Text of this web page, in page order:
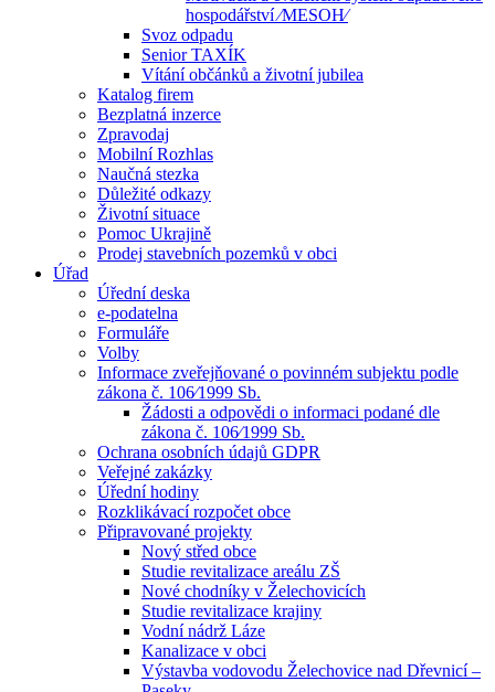
hospodářství ⁄MESOH⁄
Svoz odpadu
Senior TAXÍK
Vítání občánků a životní jubilea
Katalog firem
Bezplatná inzerce
Zpravodaj
Mobilní Rozhlas
Naučná stezka
Důležité odkazy
Životní situace
Pomoc Ukrajině
Prodej stavebních pozemků v obci
Úřad
Úřední deska
e-podatelna
Formuláře
Volby
Informace zveřejňované o povinném subjektu podle
zákona č. 106⁄1999 Sb.
Žádosti a odpovědi o informaci podané dle
zákona č. 106⁄1999 Sb.
Ochrana osobních údajů GDPR
Veřejné zakázky
Úřední hodiny
Rozklikávací rozpočet obce
Připravované projekty
Nový střed obce
Studie revitalizace areálu ZŠ
Nové chodníky v Želechovicích
Studie revitalizace krajiny
Vodní nádrž Láze
Kanalizace v obci
Výstavba vodovodu Želechovice nad Dřevnicí –